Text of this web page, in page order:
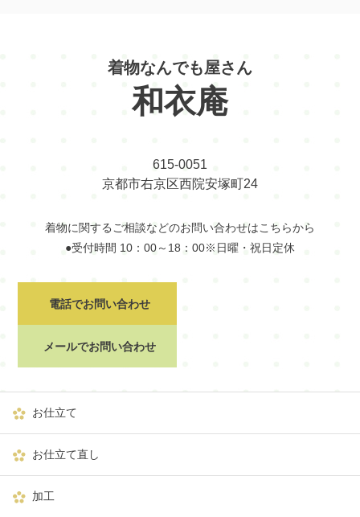
着物なんでも屋さん
和衣庵
615-0051
京都市右京区西院安塚町24
着物に関するご相談などのお問い合わせはこちらから
●受付時間 10：00～18：00※日曜・祝日定休
電話でお問い合わせ
メールでお問い合わせ
お仕立て
お仕立て直し
加工